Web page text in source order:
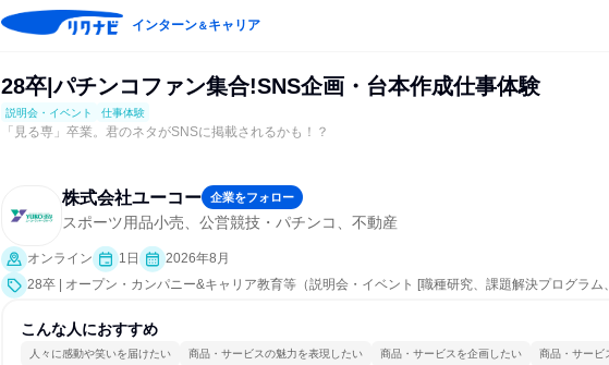
インターン＆キャリア
28卒|パチンコファン集合!SNS企画・台本作成仕事体験
説明会・イベント 仕事体験
「見る専」卒業。君のネタがSNSに掲載されるかも！？
株式会社ユーコー 企業をフォロー
スポーツ用品小売、公営競技・パチンコ、不動産
オンライン 1日
2026年8月
28卒 | オープン・カンパニー&キャリア教育等（説明会・イベント [職種研究、課題解決プログラム
こんな人におすすめ
人々に感動や笑いを届けたい 商品・サービスの魅力を表現したい 商品・サービスを企画したい 商品・サービ